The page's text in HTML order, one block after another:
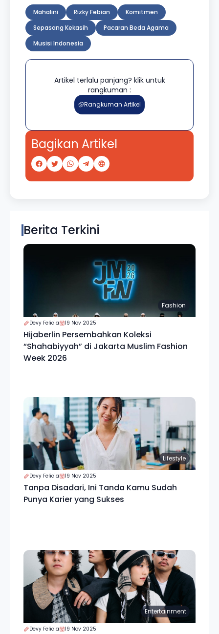
Mahalini Rizky Febian
Komitmen
Sepasang Kekasih
Pacaran Beda Agama
Musisi Indonesia
Artikel terlalu panjang? klik untuk
rangkuman :
Rangkuman Artikel
Bagikan Artikel
Berita Terkini
Fashion
Devy Felicia 19 Nov 2025
Hijaberlin Persembahkan Koleksi
“Shahabiyyah” di Jakarta Muslim Fashion
Week 2026
Lifestyle
Devy Felicia 19 Nov 2025
Tanpa Disadari, Ini Tanda Kamu Sudah
Punya Karier yang Sukses
Entertainment
Devy Felicia 19 Nov 2025